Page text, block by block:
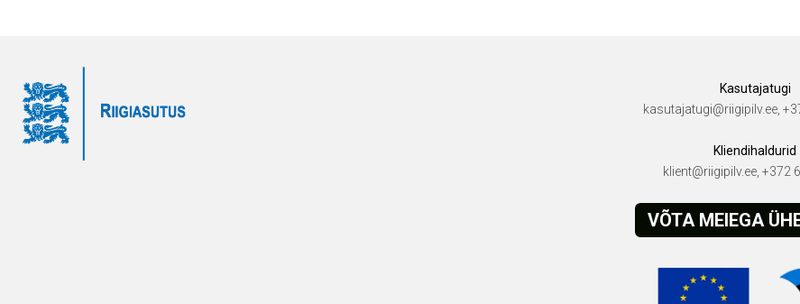
Kasutajatugi
kasutajatugi@riigipilv.ee,
Kliendihaldurid
klient@riigipilv.ee, +372
VÕTA MEIEGA